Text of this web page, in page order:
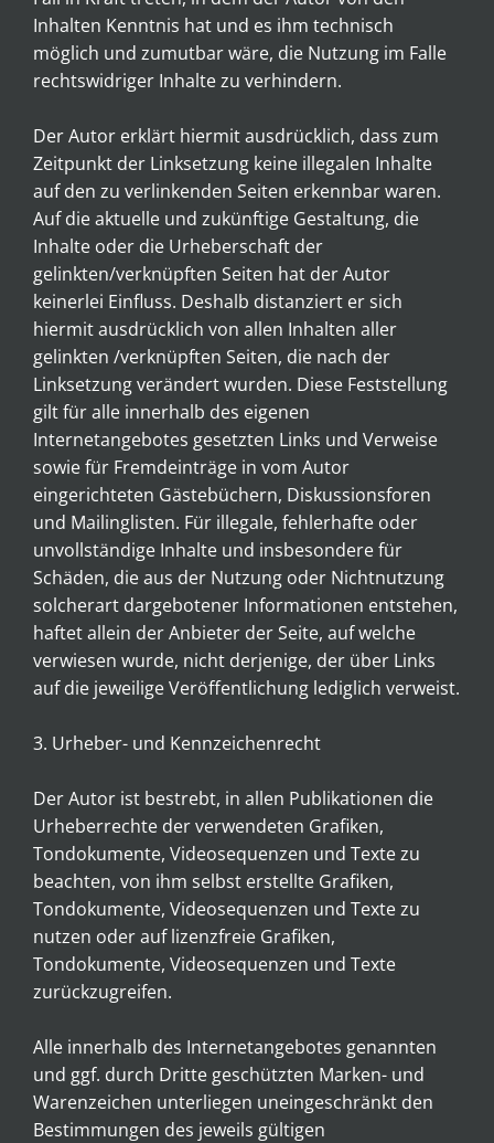
Inhalten Kenntnis hat und es ihm technisch
möglich und zumutbar wäre, die Nutzung im Falle
rechtswidriger Inhalte zu verhindern.
Der Autor erklärt hiermit ausdrücklich, dass zum
Zeitpunkt der Linksetzung keine illegalen Inhalte
auf den zu verlinkenden Seiten erkennbar waren.
Auf die aktuelle und zukünftige Gestaltung, die
Inhalte oder die Urheberschaft der
gelinkten/verknüpften Seiten hat der Autor
keinerlei Einfluss. Deshalb distanziert er sich
hiermit ausdrücklich von allen Inhalten aller
gelinkten /verknüpften Seiten, die nach der
Linksetzung verändert wurden. Diese Feststellung
gilt für alle innerhalb des eigenen
Internetangebotes gesetzten Links und Verweise
sowie für Fremdeinträge in vom Autor
eingerichteten Gästebüchern, Diskussionsforen
und Mailinglisten. Für illegale, fehlerhafte oder
unvollständige Inhalte und insbesondere für
Schäden, die aus der Nutzung oder Nichtnutzung
solcherart dargebotener Informationen entstehen,
haftet allein der Anbieter der Seite, auf welche
verwiesen wurde, nicht derjenige, der über Links
auf die jeweilige Veröffentlichung lediglich verweist.
3. Urheber- und Kennzeichenrecht
Der Autor ist bestrebt, in allen Publikationen die
Urheberrechte der verwendeten Grafiken,
Tondokumente, Videosequenzen und Texte zu
beachten, von ihm selbst erstellte Grafiken,
Tondokumente, Videosequenzen und Texte zu
nutzen oder auf lizenzfreie Grafiken,
Tondokumente, Videosequenzen und Texte
zurückzugreifen.
Alle innerhalb des Internetangebotes genannten
und ggf. durch Dritte geschützten Marken- und
Warenzeichen unterliegen uneingeschränkt den
Bestimmungen des jeweils gültigen